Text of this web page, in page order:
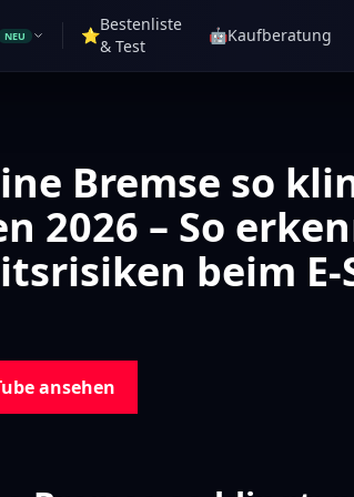
NEU ⭐
Bestenliste
& Test
🤖Kaufberatung
Bremse so
2026 – So
beim E-
ansehen